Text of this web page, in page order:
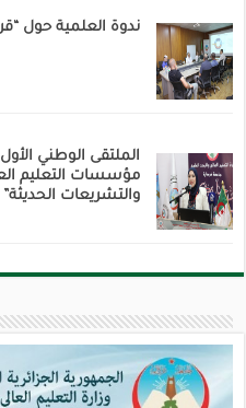
ندوة العلمية حول
الملتقى الوطني
مؤسسات التعليم
والتشريعات الحديثة”